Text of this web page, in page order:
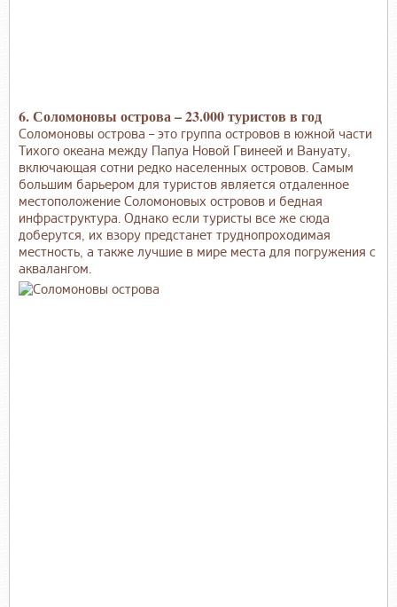
6. Соломоновы острова – 23.000 туристов в год
Соломоновы острова – это группа островов в южной части
Тихого океана между Папуа Новой Гвинеей и Вануату,
включающая сотни редко населенных островов. Самым
большим барьером для туристов является отдаленное
местоположение Соломоновых островов и бедная
инфраструктура. Однако если туристы все же сюда
доберутся, их взору предстанет труднопроходимая
местность, а также лучшие в мире места для погружения с
аквалангом.